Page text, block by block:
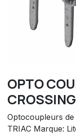
OPTO
Optocoupleurs
TRIAC Marque: